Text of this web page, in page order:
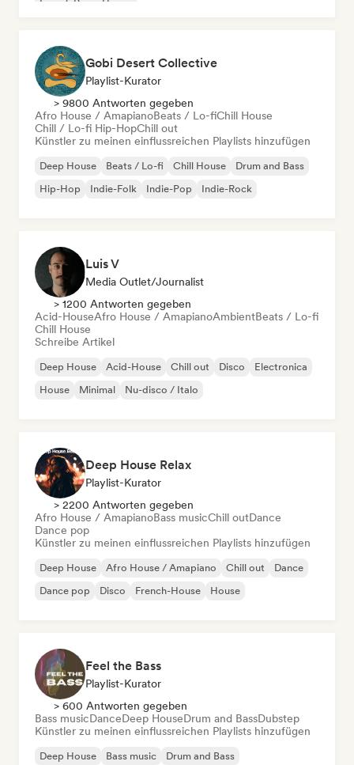
French Pop House
Gobi Desert Collective
Playlist-Kurator
> 9800 Antworten gegeben
Afro House / AmapianoBeats / Lo-fiChill House
Chill / Lo-fi Hip-HopChill out
Künstler zu meinen einflussreichen Playlists hinzufügen
Deep House Beats / Lo-fi Chill House
Drum and Bass
Hip-Hop
Indie-Folk Indie-Pop Indie-Rock
Luis V
Media Outlet/Journalist
> 1200 Antworten gegeben
Acid-HouseAfro House / AmapianoAmbientBeats / Lo-fi
Chill House
Schreibe Artikel
Deep House Acid-House Chill out Disco
Electronica
House
Minimal Nu-disco / Italo
Deep House Relax
Playlist-Kurator
> 2200 Antworten gegeben
Afro House / AmapianoBass musicChill outDance
Dance pop
Künstler zu meinen einflussreichen Playlists hinzufügen
Deep House Afro House / Amapiano Chill out
Dance
Dance pop
Disco French-House House
Feel the Bass
Playlist-Kurator
> 600 Antworten gegeben
Bass musicDanceDeep HouseDrum and BassDubstep
Künstler zu meinen einflussreichen Playlists hinzufügen
Deep House Bass music
Drum and Bass